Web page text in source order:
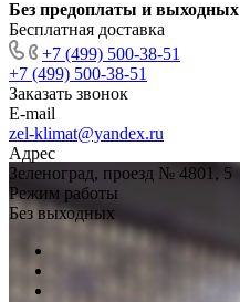
Без предоплаты и выходных
Бесплатная доставка
+7 (499) 500-38-51
+7 (499) 500-38-51
Заказать звонок
E-mail
zel-klimat@yandex.ru
Адрес
Зеленоград, проезд № 4801, 5
Режим работы
Без выходных